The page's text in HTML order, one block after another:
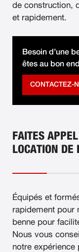
de construction,
et rapidement.
Besoin d’une
êtes au bon
CONTACTEZ-
FAITES
LOCATION
Équipés et
rapidement pour
benne pour
Nous vous
notre expérience